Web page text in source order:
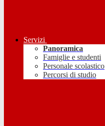
Servizi
Panoramica
Famiglie e studenti
Personale scolastico
Percorsi di studio